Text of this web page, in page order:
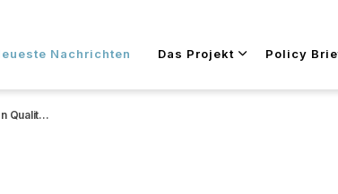
Nachrichten Das Projekt Policy